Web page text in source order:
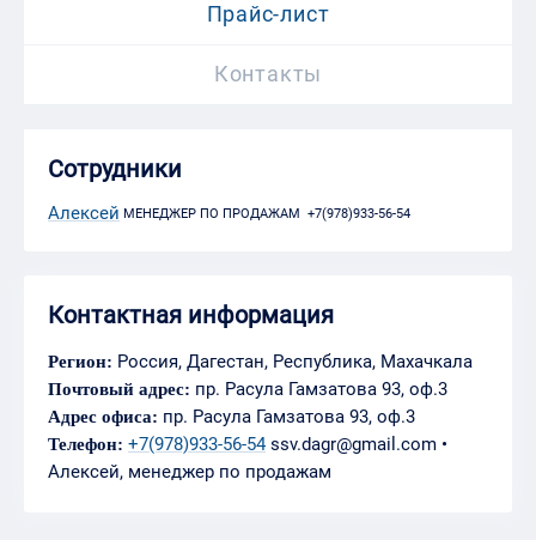
Прайс-лист
Контакты
Сотрудники
Алексей МЕНЕДЖЕР ПО ПРОДАЖАМ +7(978)933-56-54
Контактная информация
Регион: Россия, Дагестан, Республика, Махачкала
Почтовый адрес: пр. Расула Гамзатова 93, оф.3
Адрес офиса: пр. Расула Гамзатова 93, оф.3
Телефон: +7(978)933-56-54 ssv.dagr@gmail.com •
Алексей, менеджер по продажам